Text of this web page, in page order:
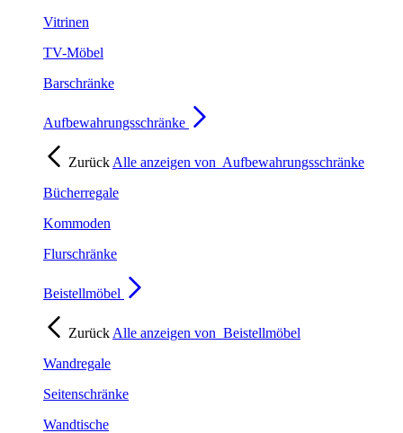
Vitrinen
TV-Möbel
Barschränke
Aufbewahrungsschränke
Zurück Alle anzeigen von Aufbewahrungsschränke
Bücherregale
Kommoden
Flurschränke
Beistellmöbel
Zurück Alle anzeigen von Beistellmöbel
Wandregale
Seitenschränke
Wandtische